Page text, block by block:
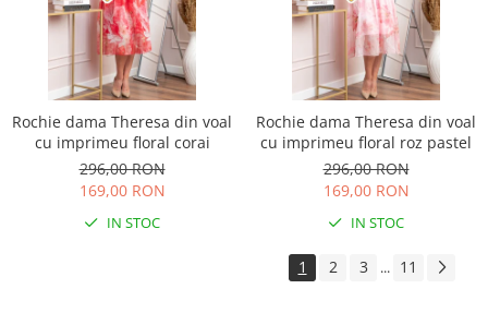
Rochie dama Theresa din voal
cu imprimeu floral corai
296,00 RON
169,00 RON
IN STOC
Rochie dama Theresa din voal
cu imprimeu floral roz pastel
296,00 RON
169,00 RON
IN STOC
1 2 3 ... 11